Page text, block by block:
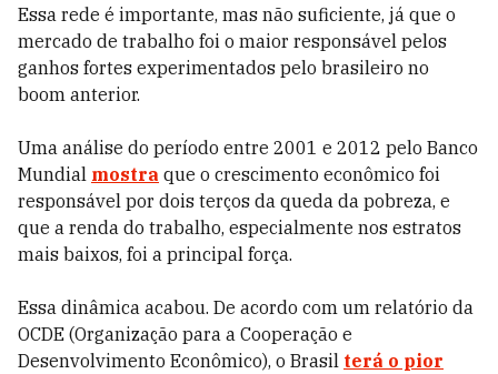
Essa rede é importante, mas não suficiente, já que o
mercado de trabalho foi o maior responsável pelos
ganhos fortes experimentados pelo brasileiro no
boom anterior.
Uma análise do período entre 2001 e 2012 pelo Banco
Mundial mostra que o crescimento econômico foi
responsável por dois terços da queda da pobreza, e
que a renda do trabalho, especialmente nos estratos
mais baixos, foi a principal força.
Essa dinâmica acabou. De acordo com um relatório da
OCDE (Organização para a Cooperação e
Desenvolvimento Econômico), o Brasil terá o pior